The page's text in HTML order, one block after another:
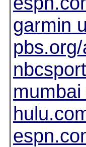
garmin